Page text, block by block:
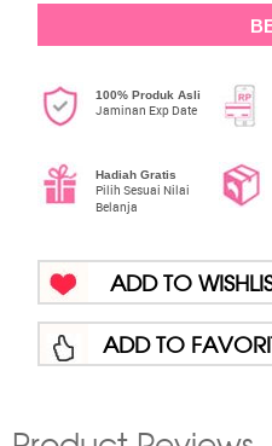
100% Produk Asli
Jaminan Exp Date
Hadiah Gratis
Pilih Sesuai Nilai
Belanja
ADD TO
ADD TO